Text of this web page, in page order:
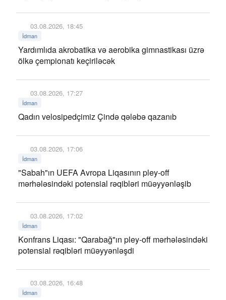
03.08.2026, 18:45
İdman
Yardımlıda akrobatika və aerobika gimnastikası üzrə
ölkə çempionatı keçiriləcək
03.08.2026, 17:27
İdman
Qadın velosipedçimiz Çində qələbə qazanıb
03.08.2026, 17:06
İdman
"Sabah"ın UEFA Avropa Liqasının pley-off
mərhələsindəki potensial rəqibləri müəyyənləşib
03.08.2026, 17:02
İdman
Konfrans Liqası: "Qarabağ"ın pley-off mərhələsindəki
potensial rəqibləri müəyyənləşdi
03.08.2026, 16:48
İdman